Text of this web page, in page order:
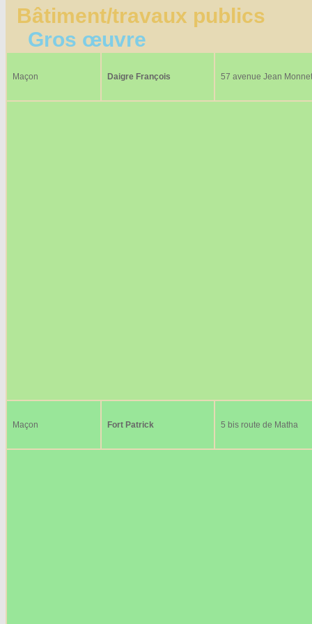
Bâtiment/travaux publics
Gros œuvre
Maçon Daigre François 57 avenue Jean Monnet
Maçon Fort Patrick 5 bis route de Matha